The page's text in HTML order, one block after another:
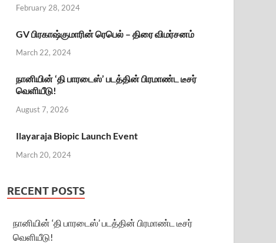
February 28, 2024
GV பிரகாஷ்குமாரின் ரெபெல் – திரை விமர்சனம்
March 22, 2024
நானியின் ‘தி பாரடைஸ்’ படத்தின் பிரமாண்ட டீசர்
வெளியீடு!
August 7, 2026
Ilayaraja Biopic Launch Event
March 20, 2024
RECENT POSTS
நானியின் ‘தி பாரடைஸ்’ படத்தின் பிரமாண்ட டீசர்
வெளியீடு!